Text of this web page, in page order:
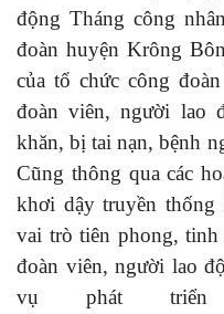
động Tháng công
đoàn huyện Krông
của tổ chức công
đoàn viên, người lao
khăn, bị tai nạn, bệnh
Cũng thông qua các
khơi dậy truyền thống
vai trò tiên phong, tinh
đoàn viên, người lao
vụ phát